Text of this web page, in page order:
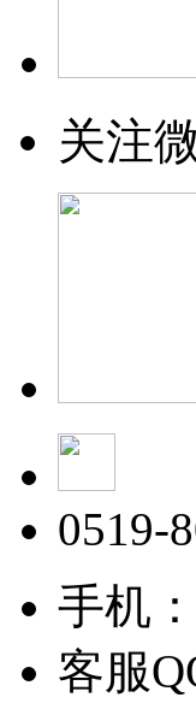
关注
0519-
手机
客服